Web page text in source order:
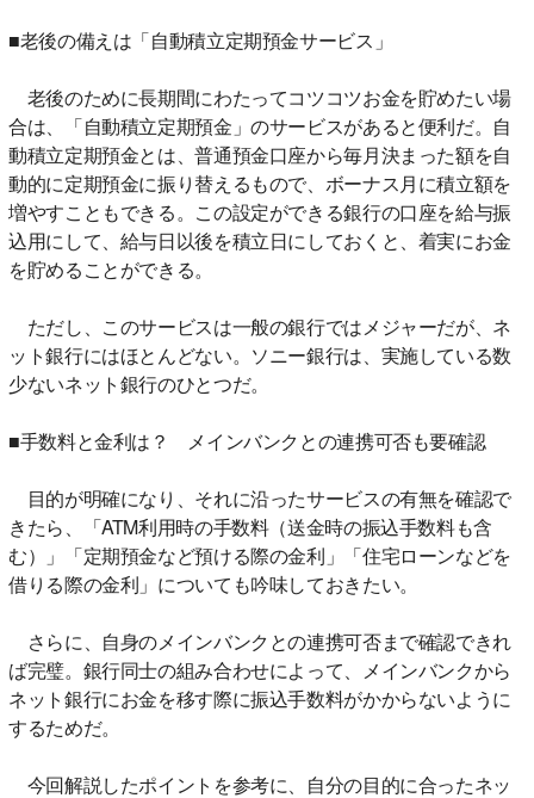
■老後の備えは「自動積立定期預金サービス」
老後のために長期間にわたってコツコツお金を貯めたい場
合は、「自動積立定期預金」のサービスがあると便利だ。自
動積立定期預金とは、普通預金口座から毎月決まった額を自
動的に定期預金に振り替えるもので、ボーナス月に積立額を
増やすこともできる。この設定ができる銀行の口座を給与振
込用にして、給与日以後を積立日にしておくと、着実にお金
を貯めることができる。
ただし、このサービスは一般の銀行ではメジャーだが、ネ
ット銀行にはほとんどない。ソニー銀行は、実施している数
少ないネット銀行のひとつだ。
■手数料と金利は？ メインバンクとの連携可否も要確認
目的が明確になり、それに沿ったサービスの有無を確認で
きたら、「ATM利用時の手数料（送金時の振込手数料も含
む）」「定期預金など預ける際の金利」「住宅ローンなどを
借りる際の金利」についても吟味しておきたい。
さらに、自身のメインバンクとの連携可否まで確認できれ
ば完璧。銀行同士の組み合わせによって、メインバンクから
ネット銀行にお金を移す際に振込手数料がかからないように
するためだ。
今回解説したポイントを参考に、自分の目的に合ったネッ